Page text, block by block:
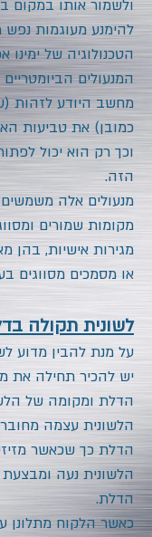
ולשמור אותו במקום
להימנע מעוגמות נפש
הטכנולוגיה של
המנעולים
מחשב היודע לזהות
כמובן) את טביעות
וכך רק הוא יכול
הזה.
מנעולים אלה
מקומות שמורים
מגירות אישיות, בהן
או מסמכים מסווגים
לשונית תקולה
על מנת להבין מדוע
יש להכיר תחילה את
הדלת ומקומה של
הלשונית עצמה
הדלת כך שכאשר
הלשונית נעה
הדלת.
כאשר הלקוח מתלונן